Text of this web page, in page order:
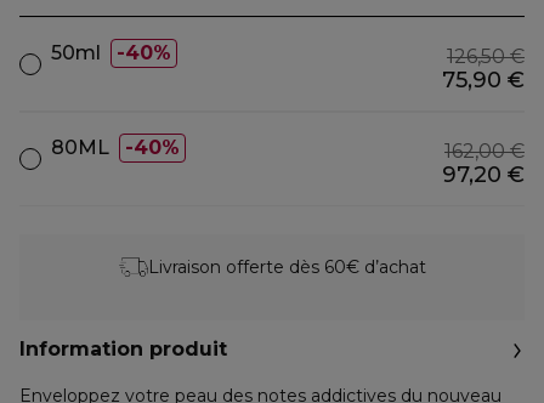
50ml 40% 126,50 €
75,90 €
80ML 40% 162,00 €
97,20 €
Livraison offerte dès 60€ d’achat
Information produit
Enveloppez votre peau des notes addictives du nouveau